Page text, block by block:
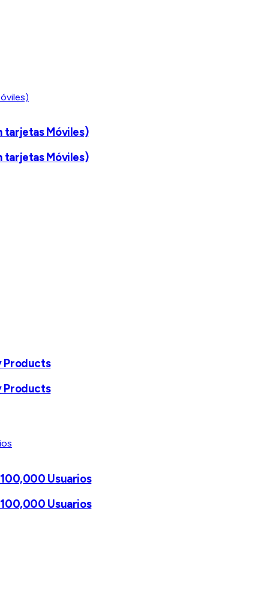
tarjetas Móviles)
tarjetas Móviles)
Products
Products
Usuarios
Usuarios